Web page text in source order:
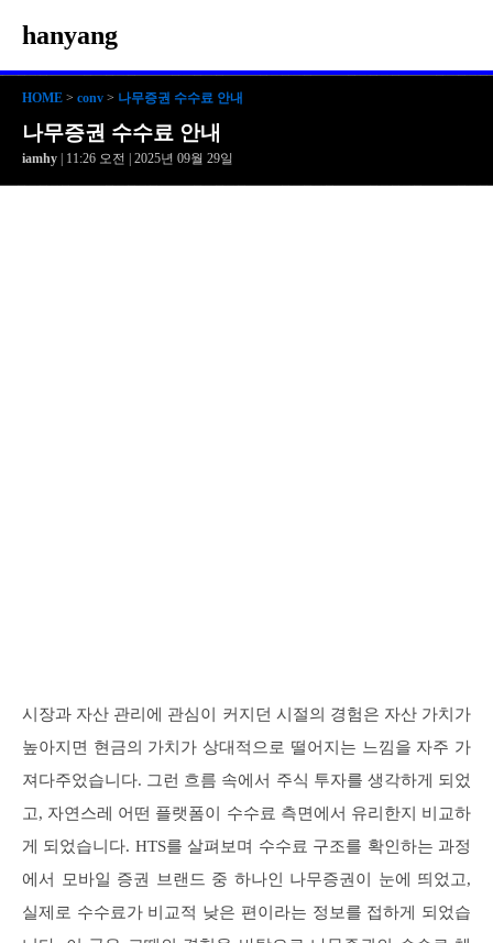
hanyang
HOME > conv > 나무증권 수수료 안내
나무증권 수수료 안내
iamhy | 11:26 오전 | 2025년 09월 29일
시장과 자산 관리에 관심이 커지던 시절의 경험은 자산 가치가
높아지면 현금의 가치가 상대적으로 떨어지는 느낌을 자주 가
져다주었습니다. 그런 흐름 속에서 주식 투자를 생각하게 되었
고, 자연스레 어떤 플랫폼이 수수료 측면에서 유리한지 비교하
게 되었습니다. HTS를 살펴보며 수수료 구조를 확인하는 과정
에서 모바일 증권 브랜드 중 하나인 나무증권이 눈에 띄었고,
실제로 수수료가 비교적 낮은 편이라는 정보를 접하게 되었습